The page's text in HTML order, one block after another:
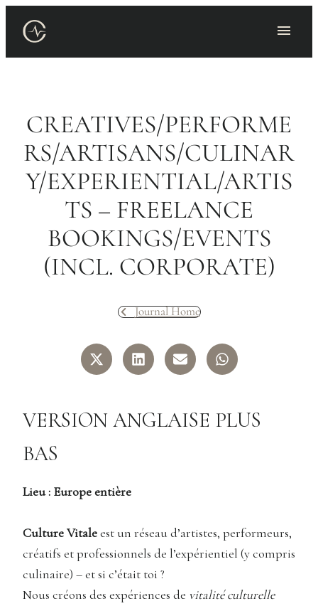
content
CREATIVES/PERFORME
RS/ARTISANS/CULINAR
Y/EXPERIENTIAL/ARTIS
TS – FREELANCE
BOOKINGS/EVENTS
(INCL. CORPORATE)
Journal Home
VERSION ANGLAISE PLUS
BAS
Lieu : Europe entière
Culture Vitaleest un réseau d’artistes, performeurs,
créatifs et professionnels de l’expérientiel (y compris
culinaire) – et si c’était toi ?
Nous créons des expériences de vitalité culturelle